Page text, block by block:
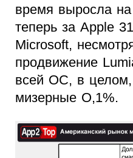
время выросла
теперь за Apple
Microsoft,
продвижение
всей ОС, в
мизерные О,1%.